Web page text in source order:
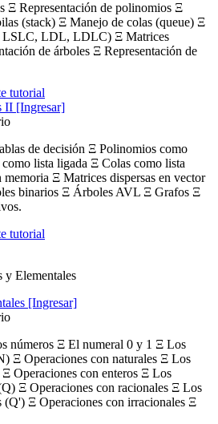
Ξ Representación de polinomios Ξ
(stack) Ξ Manejo de colas (queue) Ξ
LSLC, LDL, LDLC) Ξ Matrices
de árboles Ξ Representación de
tutorial
II [Ingresar]
de decisión Ξ Polinomios como
lista ligada Ξ Colas como lista
Ξ Matrices dispersas en vector
binarios Ξ Árboles AVL Ξ Grafos Ξ
tutorial
y Elementales
[Ingresar]
números Ξ El numeral 0 y 1 Ξ Los
Ξ Operaciones con naturales Ξ Los
Operaciones con enteros Ξ Los
Ξ Operaciones con racionales Ξ Los
(Q') Ξ Operaciones con irracionales Ξ